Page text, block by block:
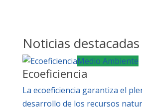
Noticias destacadas
Medio Ambiente
Ecoeficiencia
La ecoeficiencia garantiza el
desarrollo de los recursos